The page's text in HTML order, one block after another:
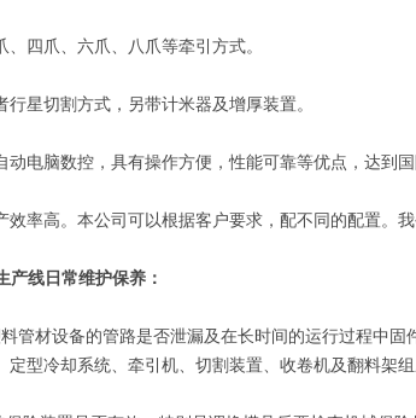
四爪、六爪、八爪等牵引方式。
星切割方式，另带计米器及增厚装置。
脑数控，具有操作方便，性能可靠等优点，达到国
高。本公司可以根据客户要求，配不同的配置。我
线日常维护保养：
材设备的管路是否泄漏及在长时间的运行过程中固
型冷却系统、牵引机、切割装置、收卷机及翻料架组